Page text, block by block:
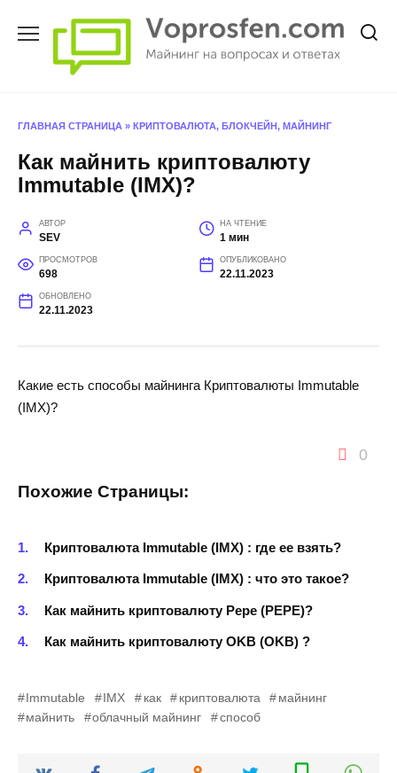
ГЛАВНАЯ СТРАНИЦА » КРИПТОВАЛЮТА, БЛОКЧЕЙН, МАЙНИНГ
Как майнить криптовалюту
Immutable (IMX)?
АВТОР
SEV
НА ЧТЕНИЕ
1 мин
ПРОСМОТРОВ
698
ОПУБЛИКОВАНО
22.11.2023
ОБНОВЛЕНО
22.11.2023
Какие есть способы майнинга Криптовалюты Immutable
(IMX)?
0
Похожие Страницы:
Криптовалюта Immutable (IMX) : где ее взять?
Криптовалюта Immutable (IMX) : что это такое?
Как майнить криптовалюту Pepe (PEPE)?
Как майнить криптовалюту OKB (OKB) ?
Immutable IMX как криптовалюта
майнинг
майнить
облачный майнинг способ